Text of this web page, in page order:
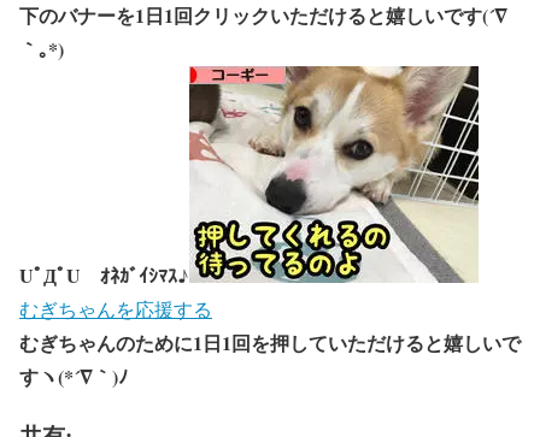
下のバナーを1日1回クリックいただけると嬉しいです(´∇
｀｡*)
UﾟДﾟU ｵﾈｶﾞｲｼﾏｽ♪
むぎちゃんを応援する
むぎちゃんのために1日1回を押していただけると嬉しいで
すヽ(*´∇｀)ﾉ